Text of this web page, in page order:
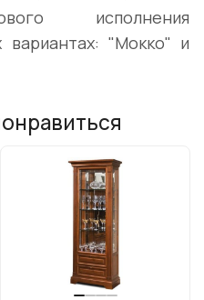
исполнения
вариантах: "Мокко" и